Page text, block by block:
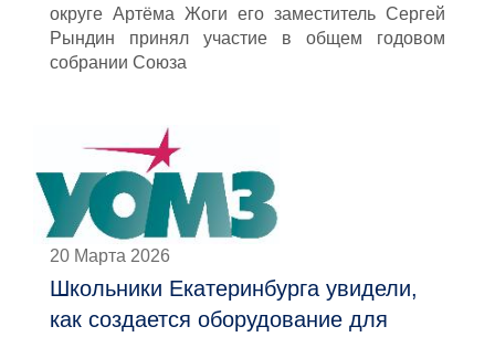
округе Артёма Жоги его заместитель Сергей
Рындин принял участие в общем годовом
собрании Союза
20 Марта 2026
Школьники Екатеринбурга увидели,
как создается оборудование для